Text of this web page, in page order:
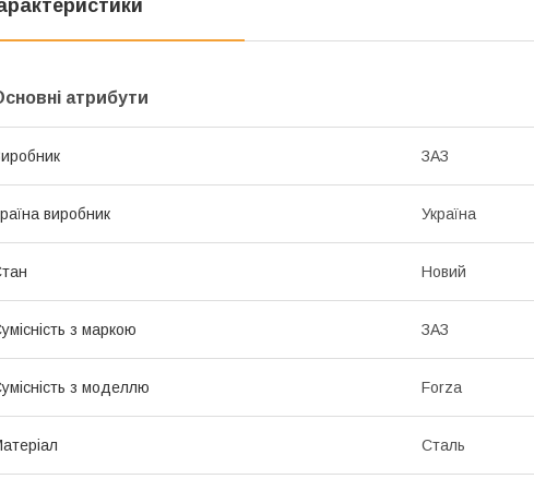
атрибути
ЗАЗ
виробник Україна
Новий
з маркою ЗАЗ
з моделлю Forza
Сталь